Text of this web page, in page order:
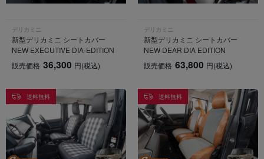
デリカミニ
新型デリカミニ シートカバー
NEW EXECUTIVE DIA-EDITION
販売価格 36,300 円(税込)
デリカミニ
新型デリカミニ シートカバー
NEW DEAR DIA EDITION
販売価格 63,800 円(税込)
送料無料 送料無料